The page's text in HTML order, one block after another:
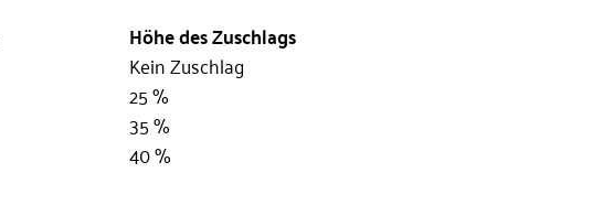
= 50 % Höhe des Zuschlags
Kein Zuschlag
25 %
35 %
40 %